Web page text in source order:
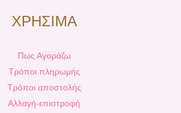
ΧΡΗΣΙΜΑ
Πως Αγοράζω
Τρόποι πληρωμής
Τρόποι αποστολής
Αλλαγή-επιστροφή